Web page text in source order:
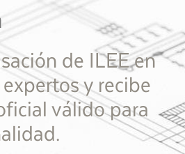
de ILEE en
y recibe
válido para